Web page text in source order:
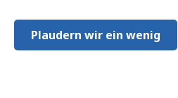
Plaudern wir ein wenig